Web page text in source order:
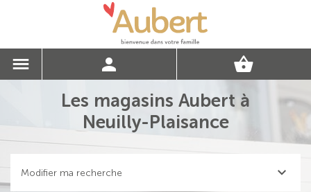
Les magasins Aubert à
Neuilly-Plaisance
Modifier ma recherche